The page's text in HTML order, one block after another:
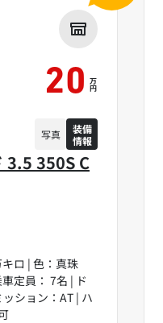
3.5 350S C
ロ | 色：真珠
定員： 7名 | ド
ション：AT | ハ
20 万
円
写真
装備
情報